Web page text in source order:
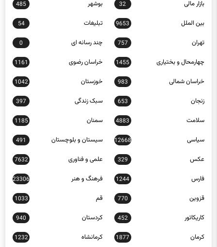
بازار مالی 32 بوشهر 485
بین الملل 9653 تبلیغات 54
تهران 757 چند رسانه ای 0
چهارمحال و بختیاری 1455 خراسان رضوی 1161
خراسان شمالی 983 خوزستان 1042
زنجان 653 سبک زندگی 397
سلامت 4883 سمنان 1185
سیاسی 12668 سیستان و بلوچستان 491
عکس 329 علمی و فناوری 7632
فارس 1244 فرهنگ و هنر 23306
قزوین 770 قم 1033
کاریکاتور 452 کردستان 940
کرمان 1877 کرمانشاه 1232